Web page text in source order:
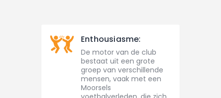
Enthousiasme:
De motor van de club
bestaat uit een grote
groep van verschillende
mensen, vaak met een
Moorsels